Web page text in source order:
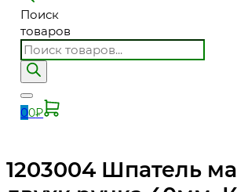
Поиск
товаров
00₽
1203004 Шпатель